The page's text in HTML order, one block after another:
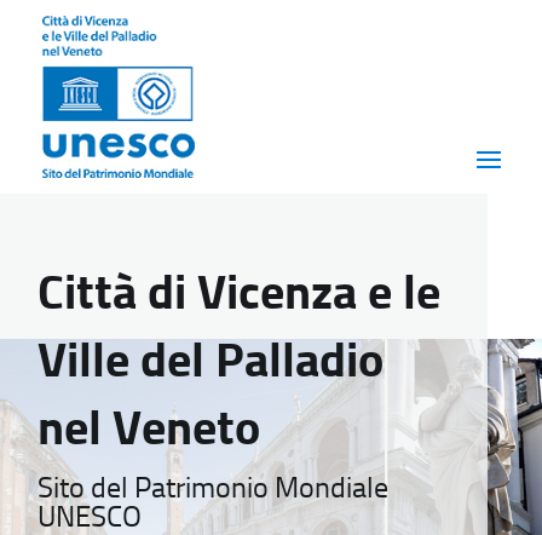
Città di Vicenza e le
Ville del Palladio
nel Veneto
Sito del Patrimonio Mondiale
UNESCO